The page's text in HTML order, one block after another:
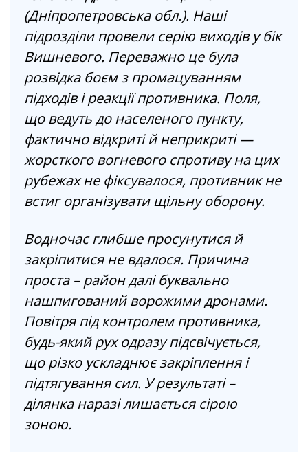
(Дніпропетровська обл.). Наші
підрозділи провели серію виходів у бік
Вишневого. Переважно це була
розвідка боєм з промацуванням
підходів і реакції противника. Поля,
що ведуть до населеного пункту,
фактично відкриті й неприкриті —
жорсткого вогневого спротиву на цих
рубежах не фіксувалося, противник не
встиг організувати щільну оборону.
Водночас глибше просунутися й
закріпитися не вдалося. Причина
проста – район далі буквально
нашпигований ворожими дронами.
Повітря під контролем противника,
будь-який рух одразу підсвічується,
що різко ускладнює закріплення і
підтягування сил. У результаті –
ділянка наразі лишається сірою
зоною.